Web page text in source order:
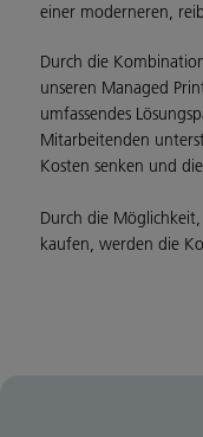
einer moderneren,
Durch die
unseren Managed
umfassendes
Mitarbeitenden
Kosten senken und
Durch die
kaufen, werden die